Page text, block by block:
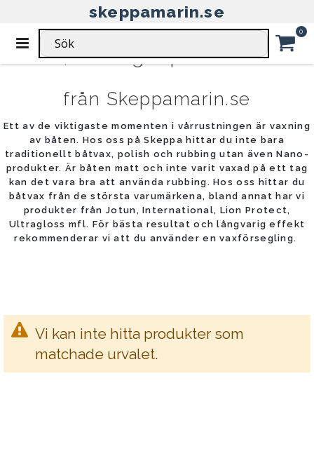
skeppamarin.se
Växla
Nav
0
BÅTVÅRD POLERA & VAXA VAX & RUBBING
Båtvax, rubbing & polish för båten
från Skeppamarin.se
Ett av de viktigaste momenten i vårrustningen är vaxning
av båten. Hos oss på Skeppa hittar du inte bara
traditionellt båtvax, polish och rubbing utan även Nano-
produkter. Är båten matt och inte varit vaxad på ett tag
kan det vara bra att använda rubbing. Hos oss hittar du
båtvax från de största varumärkena, bland annat har vi
produkter från Jotun, International, Lion Protect,
Ultragloss mfl. För bästa resultat och långvarig effekt
rekommenderar vi att du använder en vaxförsegling.
Vi kan inte hitta produkter som
matchade urvalet.